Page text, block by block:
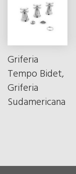
Griferia
Tempo Bidet,
Griferia
Sudamericana